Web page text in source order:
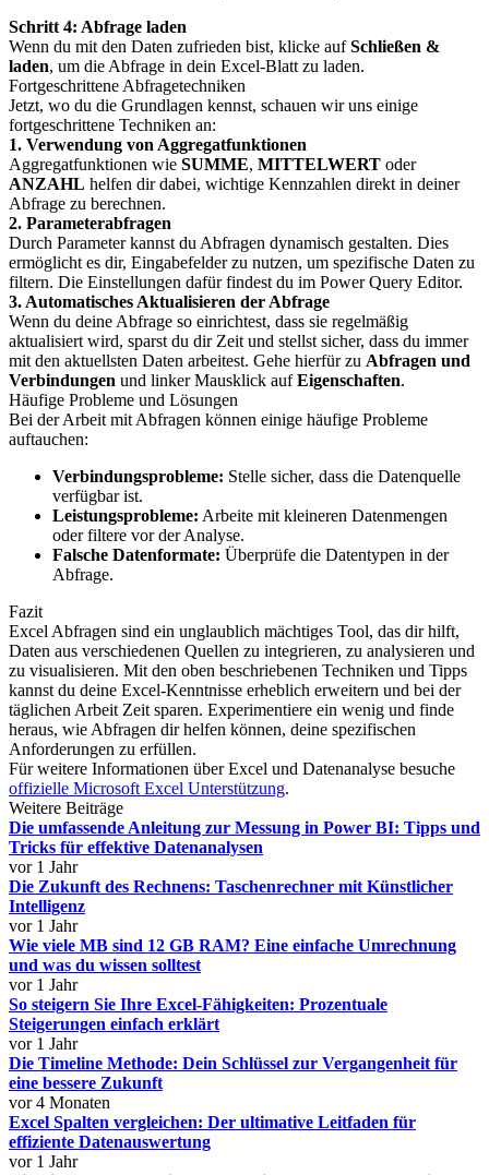
Schritt 4: Abfrage laden
Wenn du mit den Daten zufrieden bist, klicke aufSchließen &
laden, um die Abfrage in dein Excel-Blatt zu laden.
Fortgeschrittene Abfragetechniken
Jetzt, wo du die Grundlagen kennst, schauen wir uns einige
fortgeschrittene Techniken an:
1. Verwendung von Aggregatfunktionen
Aggregatfunktionen wie SUMME, MITTELWERT oder
ANZAHL helfen dir dabei, wichtige Kennzahlen direkt in deiner
Abfrage zu berechnen.
2. Parameterabfragen
Durch Parameter kannst du Abfragen dynamisch gestalten. Dies
ermöglicht es dir, Eingabefelder zu nutzen, um spezifische Daten zu
filtern. Die Einstellungen dafür findest du im Power Query Editor.
3. Automatisches Aktualisieren der Abfrage
Wenn du deine Abfrage so einrichtest, dass sie regelmäßig
aktualisiert wird, sparst du dir Zeit und stellst sicher, dass du immer
mit den aktuellsten Daten arbeitest. Gehe hierfür zu Abfragen und
Verbindungen und linker Mausklick aufEigenschaften.
Häufige Probleme und Lösungen
Bei der Arbeit mit Abfragen können einige häufige Probleme
auftauchen:
Verbindungsprobleme: Stelle sicher, dass die Datenquelle
verfügbar ist.
Leistungsprobleme: Arbeite mit kleineren Datenmengen
oder filtere vor der Analyse.
Falsche Datenformate: Überprüfe die Datentypen in der
Abfrage.
Fazit
Excel Abfragen sind ein unglaublich mächtiges Tool, das dir hilft,
Daten aus verschiedenen Quellen zu integrieren, zu analysieren und
zu visualisieren. Mit den oben beschriebenen Techniken und Tipps
kannst du deine Excel-Kenntnisse erheblich erweitern und bei der
täglichen Arbeit Zeit sparen. Experimentiere ein wenig und finde
heraus, wie Abfragen dir helfen können, deine spezifischen
Anforderungen zu erfüllen.
Für weitere Informationen über Excel und Datenanalyse besuche
offizielle Microsoft Excel Unterstützung.
Weitere Beiträge
Die umfassende Anleitung zur Messung in Power BI: Tipps und
Tricks für effektive Datenanalysen
vor 1 Jahr
Die Zukunft des Rechnens: Taschenrechner mit Künstlicher
Intelligenz
vor 1 Jahr
Wie viele MB sind 12 GB RAM? Eine einfache Umrechnung
und was du wissen solltest
vor 1 Jahr
So steigern Sie Ihre Excel-Fähigkeiten: Prozentuale
Steigerungen einfach erklärt
vor 1 Jahr
Die Timeline Methode: Dein Schlüssel zur Vergangenheit für
eine bessere Zukunft
vor 4 Monaten
Excel Spalten vergleichen: Der ultimative Leitfaden für
effiziente Datenauswertung
vor 1 Jahr